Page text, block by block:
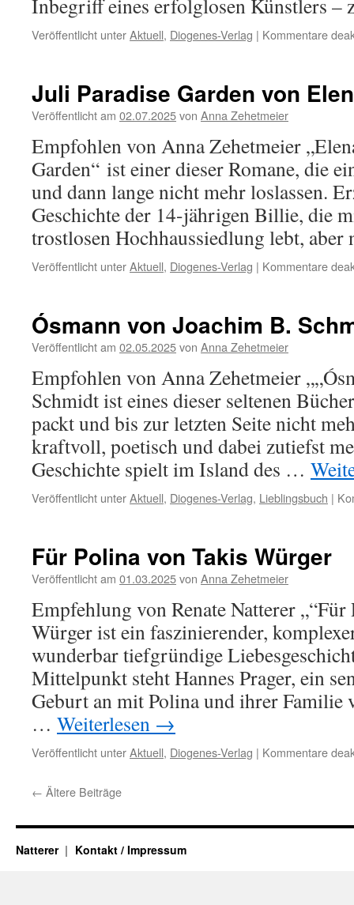
Inbegriff eines erfolglosen Künstlers
Veröffentlicht unterAktuell, Diogenes-Verlag | Kommentare
Juli Paradise Garden von
Veröffentlicht am 02.07.2025von Anna Zehetmeier
Empfohlen von Anna Zehetmeier
Garden“ ist einer dieser Romane, die
und dann lange nicht mehr loslassen.
Geschichte der 14-jährigen Billie, die
trostlosen Hochhaussiedlung lebt,
Veröffentlicht unterAktuell, Diogenes-Verlag | Kommentare
Ósmann von Joachim B.
Veröffentlicht am 02.05.2025von Anna Zehetmeier
Empfohlen von Anna Zehetmeier
Schmidt ist eines dieser seltenen
packt und bis zur letzten Seite nicht
kraftvoll, poetisch und dabei zutiefst
Geschichte spielt im Island des …
Veröffentlicht unterAktuell, Diogenes-Verlag, Lieblingsbuch |
Für Polina von Takis Würger
Veröffentlicht am 01.03.2025von Anna Zehetmeier
Empfehlung von Renate Natterer
Würger ist ein faszinierender,
wunderbar tiefgründige
Mittelpunkt steht Hannes Prager, ein
Geburt an mit Polina und ihrer Familie
… Weiterlesen →
Veröffentlicht unterAktuell, Diogenes-Verlag | Kommentare
← Ältere Beiträge
Natterer Kontakt / Impressum